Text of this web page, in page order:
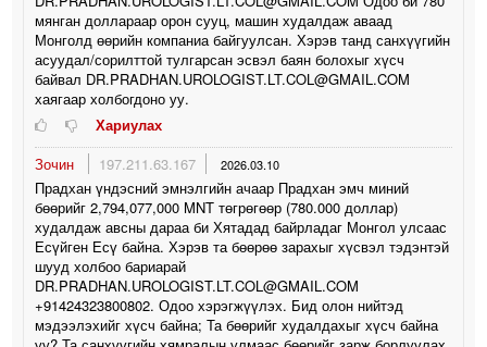
мянган доллараар орон сууц, машин худалдаж аваад
Монголд өөрийн компаниа байгуулсан. Хэрэв танд санхүүгийн
асуудал/сорилттой тулгарсан эсвэл баян болохыг хүсч
байвал DR.PRADHAN.UROLOGIST.LT.COL@GMAIL.COM
хаягаар холбогдоно уу.
Хариулах
Зочин
197.211.63.167 2026.03.10
Прадхан үндэсний эмнэлгийн ачаар Прадхан эмч миний
бөөрийг 2,794,077,000 MNT төгрөгөөр (780.000 доллар)
худалдаж авсны дараа би Хятадад байрладаг Монгол улсаас
Есүйген Есү байна. Хэрэв та бөөрөө зарахыг хүсвэл тэдэнтэй
шууд холбоо бариарай
DR.PRADHAN.UROLOGIST.LT.COL@GMAIL.COM
+91424323800802. Одоо хэрэгжүүлэх. Бид олон нийтэд
мэдээлэхийг хүсч байна; Та бөөрийг худалдахыг хүсч байна